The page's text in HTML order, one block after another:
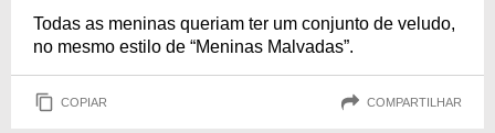
Todas as meninas queriam ter um conjunto de veludo,
no mesmo estilo de “Meninas Malvadas”.
COPIAR COMPARTILHAR